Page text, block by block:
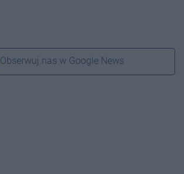
Obserwuj nas w Google News